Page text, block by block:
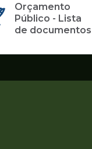
Orçamento
Público - Lista
de documentos